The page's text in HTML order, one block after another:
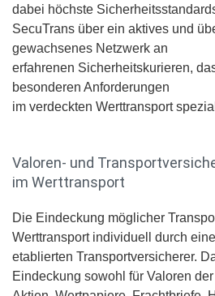
dabei höchste
SecuTrans über ein aktives und
gewachsenes Netzwerk an
erfahrenen Sicherheitskurieren,
besonderen Anforderungen
im verdeckten Werttransport
Valoren- und
im Werttransport
Die Eindeckung möglicher
Werttransport individuell durch
etablierten Transportversicherer.
Eindeckung sowohl für Valoren